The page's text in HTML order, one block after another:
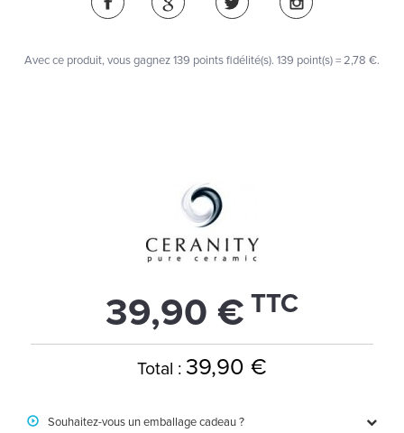
Avec ce produit, vous gagnez139 points fidélité(s). 139 point(s) =2,78 €.
39,90 € TTC
Total : 39,90 €
Souhaitez-vous un emballage cadeau ?